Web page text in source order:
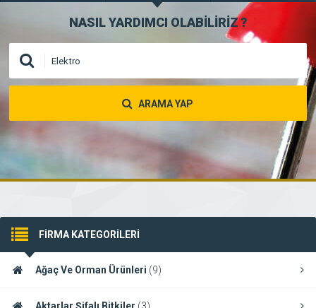
NASIL YARDIMCI OLABİLİRİZ?
ARAMA YAP
FİRMA KATEGORİLERİ
Ağaç Ve Orman Ürünleri (9)